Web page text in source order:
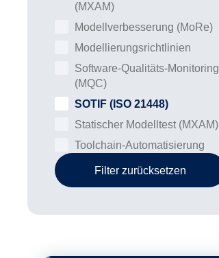
(MXAM)
Modellverbesserung (MoRe)
Modellierungsrichtlinien
Software-Qualitäts-Monitoring
(MQC)
SOTIF (ISO 21448)
Statischer Modelltest (MXAM)
Toolchain-Automatisierung
Filter zurücksetzen